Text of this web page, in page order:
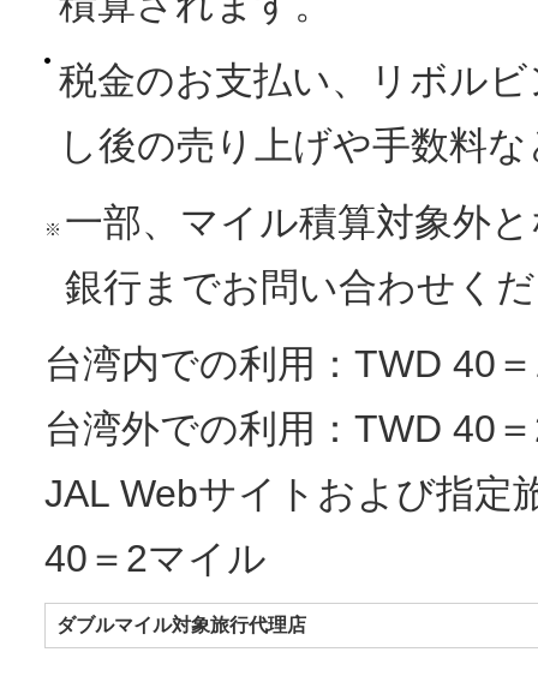
税金のお支払い、リボル
し後の売り上げや手数料
※ 一部、マイル積算対象外
銀行までお問い合わせく
台湾内での利用：TWD 40
台湾外での利用：TWD 40
JAL Webサイトおよび指定
40＝2マイル
ダブルマイル対象旅行代理店